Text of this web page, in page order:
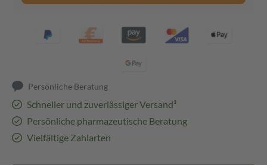
Persönliche Beratung
Schneller und zuverlässiger Versand³
Persönliche pharmazeutische Beratung
Vielfältige Zahlarten